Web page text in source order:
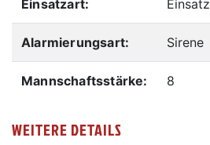
Einsatzart: Einsatz
Alarmierungsart: Sirene
Mannschaftsstärke: 8
WEITERE DETAILS